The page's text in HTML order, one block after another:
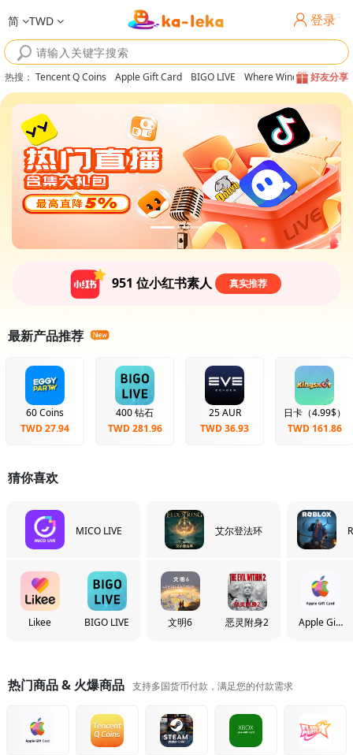
简 TWD 登录
热搜 ： Tencent Q Coins Apple Gift Card BIGO LIVE Where Winds Meet好友分享
951 位小红书素人 真实推荐
最新产品推荐
60 Coins
TWD 27.94
400 钻石
TWD 281.96
25 AUR
TWD 36.93
日卡（4.99$）
TWD 161.86
猜你喜欢
MICO LIVE
Likee BIGO LIVE
艾尔登法环
文明6 恶灵附身2
Apple Gift
热门商品 & 火爆商品 支持多国货币付款，满足您的付款需求